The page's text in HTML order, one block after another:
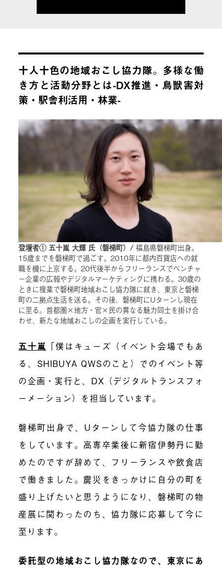
十人十色の地域おこし協力隊。多様な働
き方と活動分野とは-DX推進・鳥獣害対
策・駅舎利活用・林業-
登壇者① 五十嵐 大輝 氏（磐梯町）/ 福島県磐梯町出身。
15歳までを磐梯町で過ごす。2010年に都内百貨店への就
職を機に上京する。20代後半からフリーランスでベンチャ
ー企業の広報やデジタルマーケティングに携わる。30歳の
ときに複業で磐梯町地域おこし協力隊に就き、東京と磐梯
町の二拠点生活を送る。その後、磐梯町にUターンし現在
に至る。首都圏×地方・官×民の異なる魅力同士を掛け合
わせ、新たな地域おこしの企画を実行している。
五十嵐 「僕はキューズ（イベント会場でもあ
る、SHIBUYA QWSのこと）でのイベント等
の企画・実行と、DX（デジタルトランスフォ
ーメーション）を担当しています。
磐梯町出身で、Uターンして今協力隊の仕事
をしています。高専卒業後に新宿伊勢丹に勤
めたのですが辞めて、フリーランスや飲食店
で働きました。震災をきっかけに自分の町を
盛り上げたいと思うようになり、磐梯町の物
産展に関わったのち、協力隊に応募して今に
至ります。
委託型の地域おこし協力隊なので、東京にあ